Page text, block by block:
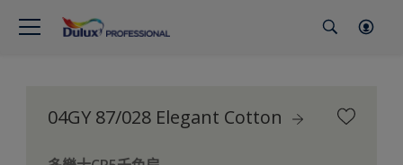
04GY 87/028 Elegant Cotton